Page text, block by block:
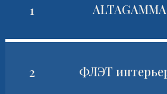
1 ALTAGAMMA
2 ФЛЭТ